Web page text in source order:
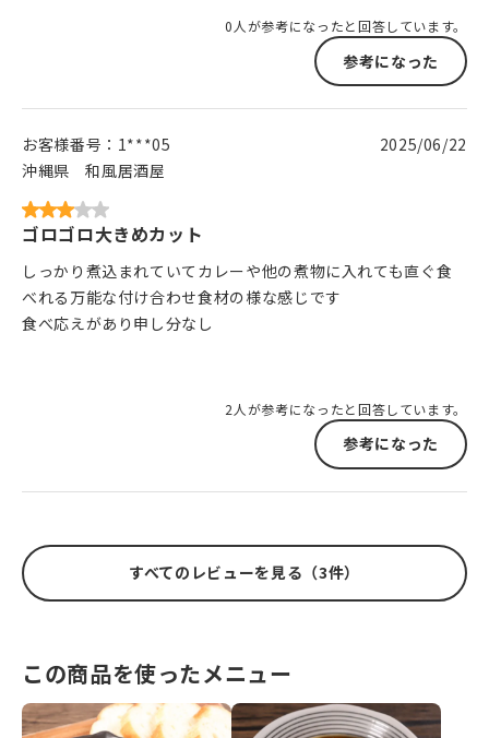
0人が参考になったと回答しています。
参考になった
お客様番号： 1***05
沖縄県
和風居酒屋
2025/06/22
ゴロゴロ大きめカット
しっかり煮込まれていてカレーや他の煮物に入れても直ぐ食
べれる万能な付け合わせ食材の様な感じです
食べ応えがあり申し分なし
2人が参考になったと回答しています。
参考になった
すべてのレビューを見る（3件）
この商品を使ったメニュー